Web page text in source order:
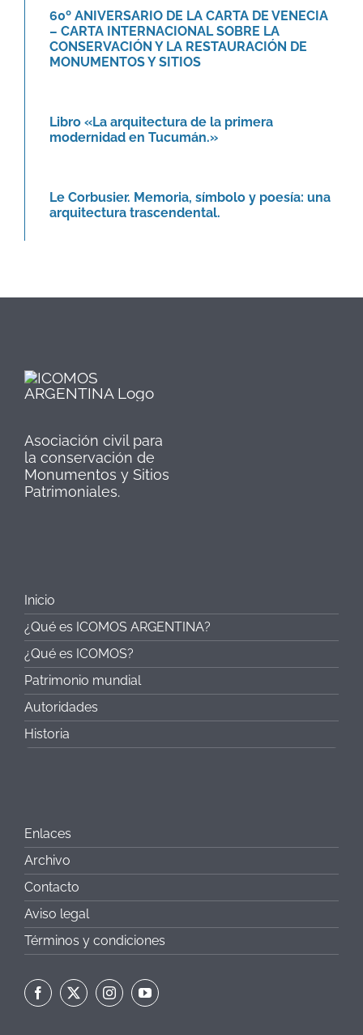
MONUMENTOS Y SITIOS
Agenda Novedades
60º ANIVERSARIO DE LA CARTA DE VENECIA
– CARTA INTERNACIONAL SOBRE LA
CONSERVACIÓN Y LA RESTAURACIÓN DE
MONUMENTOS Y SITIOS
Libro «La arquitectura de la primera
modernidad en Tucumán.»
Le Corbusier. Memoria, símbolo y
Agenda
Le Corbusier. Memoria, símbolo y poesía: una
arquitectura trascendental.
Asociación civil para
la conservación de
Monumentos y Sitios
Patrimoniales.
Inicio
¿Qué es ICOMOS ARGENTINA?
¿Qué es ICOMOS?
Patrimonio mundial
Autoridades
Historia
Enlaces
Archivo
Contacto
Aviso legal
Términos y condiciones